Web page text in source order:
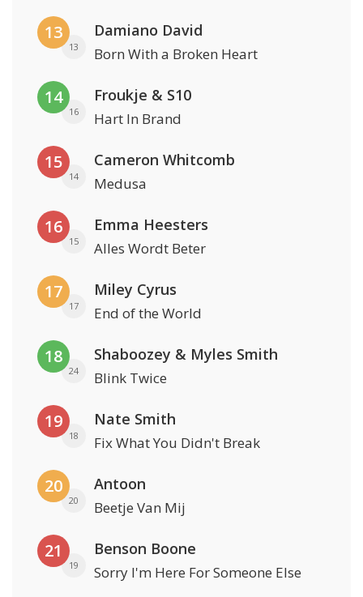
13
13
Damiano David
Born With a Broken Heart
14
16
Froukje & S10
Hart In Brand
15
14
Cameron Whitcomb
Medusa
16
15
Emma Heesters
Alles Wordt Beter
17
17
Miley Cyrus
End of the World
18
24
Shaboozey & Myles Smith
Blink Twice
19
18
Nate Smith
Fix What You Didn't Break
20
20
Antoon
Beetje Van Mij
21
19
Benson Boone
Sorry I'm Here For Someone Else